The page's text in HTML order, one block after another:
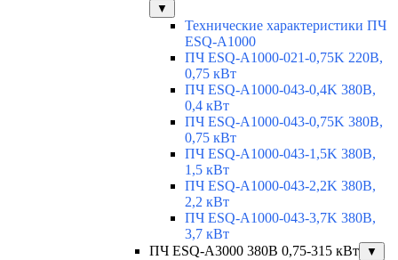
▼
Технические характеристики ПЧ
ESQ-A1000
ПЧ ESQ-A1000-021-0,75K 220В,
0,75 кВт
ПЧ ESQ-A1000-043-0,4K 380В,
0,4 кВт
ПЧ ESQ-A1000-043-0,75K 380В,
0,75 кВт
ПЧ ESQ-A1000-043-1,5K 380В,
1,5 кВт
ПЧ ESQ-A1000-043-2,2K 380В,
2,2 кВт
ПЧ ESQ-A1000-043-3,7K 380В,
3,7 кВт
ПЧ ESQ-A3000 380В 0,75-315 кВт
▼